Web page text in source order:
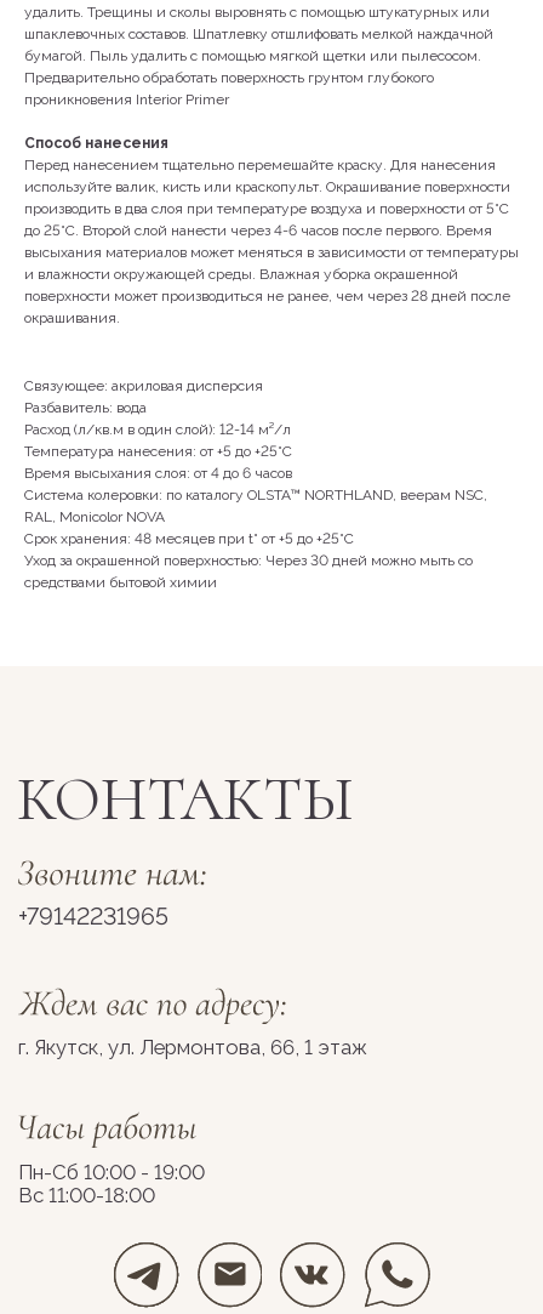
удалить. Трещины и сколы выровнять с помощью штукатурных или
шпаклевочных составов. Шпатлевку отшлифовать мелкой наждачной
бумагой. Пыль удалить с помощью мягкой щетки или пылесосом.
Предварительно обработать поверхность грунтом глубокого
проникновения Interior Primer
Способ нанесения
Перед нанесением тщательно перемешайте краску. Для нанесения
используйте валик, кисть или краскопульт. Окрашивание поверхности
производить в два слоя при температуре воздуха и поверхности от 5°С
до 25°С. Второй слой нанести через 4-6 часов после первого. Время
высыхания материалов может меняться в зависимости от температуры
и влажности окружающей среды. Влажная уборка окрашенной
поверхности может производиться не ранее, чем через 28 дней после
окрашивания.
Связующее: акриловая дисперсия
Разбавитель: вода
Расход (л/кв.м в один слой): 12-14 м²/л
Температура нанесения: от +5 до +25°С
Время высыхания слоя: от 4 до 6 часов
Система колеровки: по каталогу OLSTA™ NORTHLAND, веерам NSC,
RAL, Monicolor NOVA
Срок хранения: 48 месяцев при t° от +5 до +25°С
Уход за окрашенной поверхностью: Через 30 дней можно мыть со
средствами бытовой химии
Пн-Сб 10:00 - 19:00
Вс 11:00-18:00
+79142231965
КОНТАКТЫ
Космос Декор, 2026 Разработка сайта
stolyarovadesign.ru